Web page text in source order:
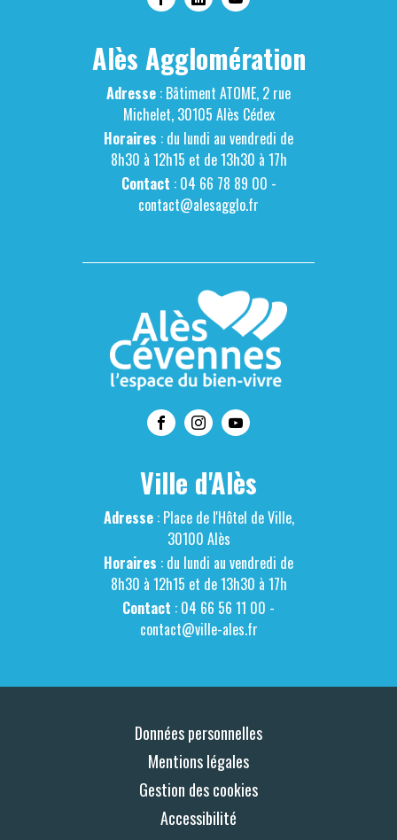
Alès Agglomération
Adresse : Bâtiment ATOME, 2 rue
Michelet, 30105 Alès Cédex
Horaires : du lundi au vendredi de
8h30 à 12h15 et de 13h30 à 17h
Contact : 04 66 78 89 00 -
contact@alesagglo.fr
Ville d'Alès
Adresse: Place de l'Hôtel de Ville,
30100 Alès
Horaires : du lundi au vendredi de
8h30 à 12h15 et de 13h30 à 17h
Contact : 04 66 56 11 00 -
contact@ville-ales.fr
Données personnelles
Mentions légales
Gestion des cookies
Accessibilité